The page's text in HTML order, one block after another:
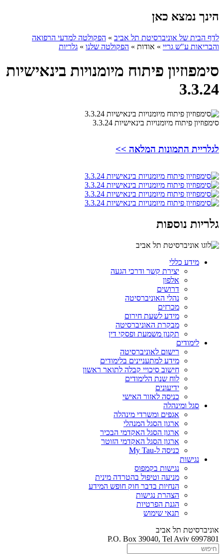
הינך נמצא כאן
לדף הבית של אוניברסיטת תל אביב » הפקולטה למדעי הרפואה
והבריאות ע"ש גריי » אודות » הפקולטה שלנו » גלריות
סימפוזיון פיתוח מיומנויות בינאישיות
3.3.24
סימפוזיון פיתוח מיומנויות בינאישיות 3.3.24
לגלריית התמונות המלאה >>
גלריות נוספות
מידע כללי
יצירת קשר ודרכי הגעה
אלפון
דרושים
נהלי האוניברסיטה
מכרזים
מידע לשעת חירום
מבקרת האוניברסיטה
תקנון משמעת ופסקי דין
לימודים
רישום לאוניברסיטה
מידע למתעניינים בלימודים
חישוב סיכויי קבלה לתואר ראשון
לוח שנת הלימודים
ידיעונים
כניסה לאזור האישי
סגל ומינהלה
אגפים ומשרדי מינהלה
ארגון הסגל המנהלי
ארגון הסגל האקדמי הבכיר
ארגון הסגל האקדמי הזוטר
כניסה ל-My Tau
נגישות
נגישות בקמפוס
מניעה וטיפול בהטרדה מינית
הנחיות בדבר חוק חופש המידע
הצהרת נגישות
הגנת הפרטיות
תנאי שימוש
אוניברסיטת תל אביב
P.O. Box 39040, Tel Aviv 6997801